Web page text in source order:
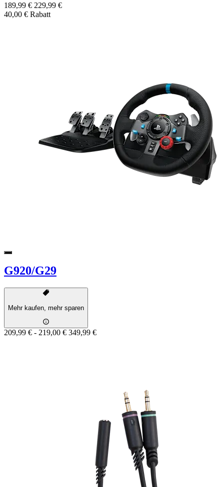
189,99 € 229,99 €
40,00 € Rabatt
G920/G29
Mehr kaufen, mehr sparen
209,99 € - 219,00 € 349,99 €